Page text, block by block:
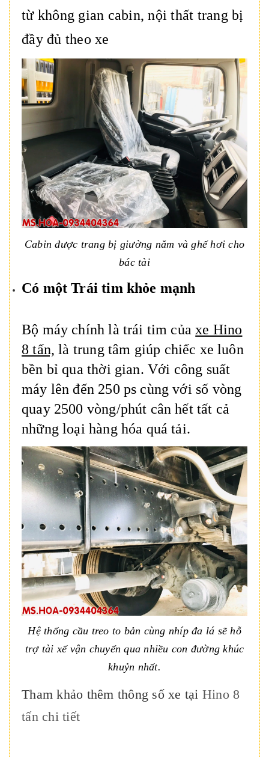
từ không gian cabin, nội thất trang bị
đầy đủ theo xe
Cabin được trang bị giường năm và ghế hơi cho
bác tài
Có một Trái tim khỏe mạnh
Bộ máy chính là trái tim củaxe Hino
8 tấn, là trung tâm giúp chiếc xe luôn
bền bỉ qua thời gian. Với công suất
máy lên đến 250 ps cùng với số vòng
quay 2500 vòng/phút cân hết tất cả
những loại hàng hóa quá tải.
Hệ thống cầu treo to bản cùng nhíp đa lá sẽ hỗ
trợ tài xế vận chuyển qua nhiều con đường khúc
khuỷn nhất.
Tham khảo thêm thông số xe tại Hino 8
tấn chi tiết